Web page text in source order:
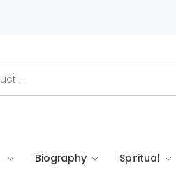
Biography Spiritual